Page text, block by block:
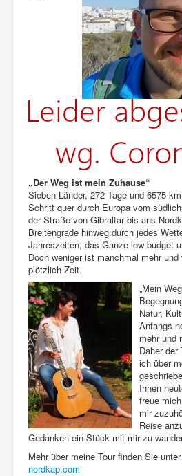
„Der Weg ist mein Zuhause“
Sieben Länder, 272 Tage und 6575
Schritt quer durch Europa vom
der Straße von Gibraltar bis ans
Breitengrade hinweg durch jedes
Jahreszeiten, das Ganze low-budget
Doch weniger ist manchmal mehr
plötzlich Zeit.
„Mein
Natur,
Anfangs
mehr und
Daher
ich über
Ihnen
freue
mir
Reise
Gedanken ein Stück mit mir zu
Mehr über meine Tour finden Sie unter
nordkap.com